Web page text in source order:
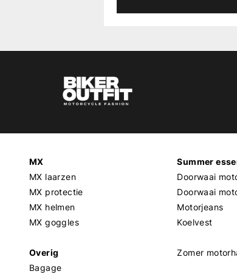
MX
MX laarzen
MX protectie
MX helmen
MX goggles
Overig
Bagage
Summer
Doorwaai
Doorwaai
Motorjeans
Koelvest
Zomer